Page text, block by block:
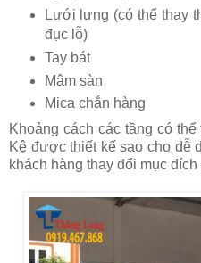
Lưới lưng (có thể thay
đục lỗ)
Tay bát
Mâm sàn
Mica chắn hàng
Khoảng cách các tầng có
Kệ được thiết kế sao cho dễ
khách hàng thay đổi mục